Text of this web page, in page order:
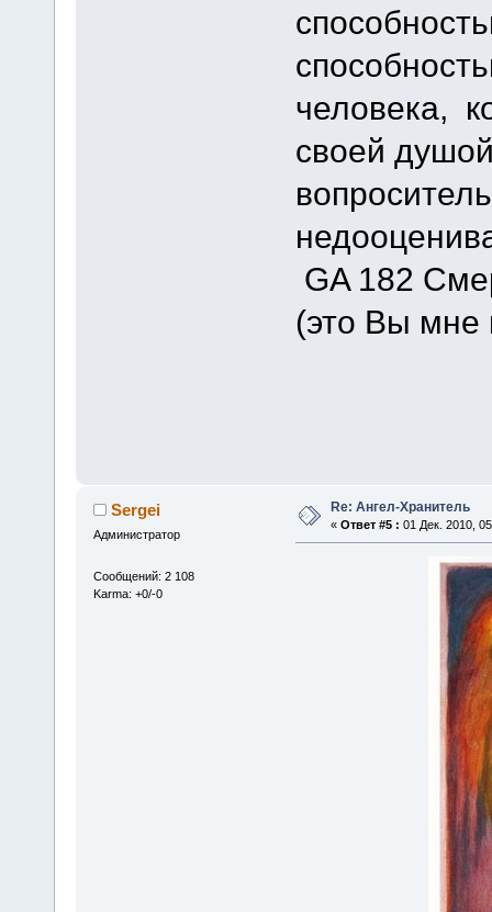
человека,
своей
GA 182
(это Вы мне
Sergei
Администратор
Сообщений: 2 108
Karma: +0/-0
Re: Ангел-Хранитель
« Ответ #5 : 01 Дек. 2010,